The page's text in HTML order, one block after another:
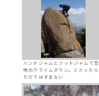
ハンドジャムとフットジャムで恐
怖のクライムダウン。ミスったら
ただではすまない